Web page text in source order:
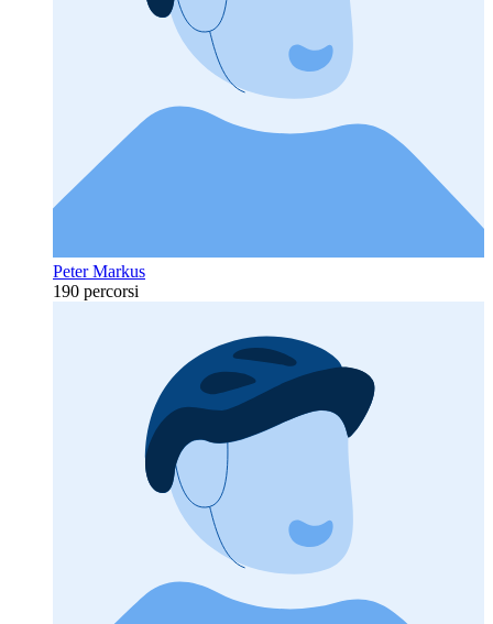
Peter Markus
190 percorsi